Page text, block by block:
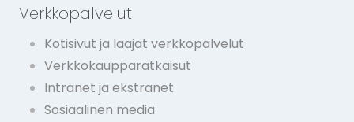
Verkkopalvelut
Kotisivut ja laajat verkkopalvelut
Verkkokaupparatkaisut
Intranet ja ekstranet
Sosiaalinen media